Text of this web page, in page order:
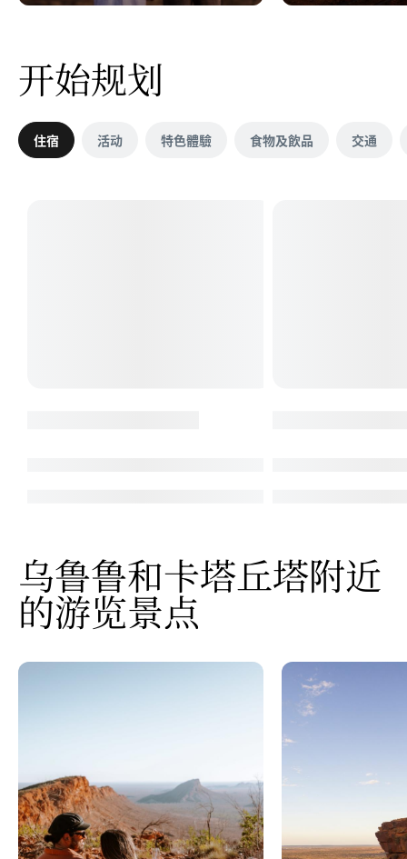
开始规划
住宿 活动 特色體驗 食物及飲品 交通
乌鲁鲁和卡塔丘塔附近
的游览景点